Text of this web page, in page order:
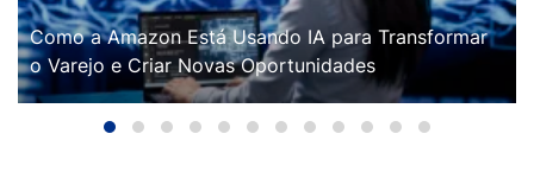
Como a Amazon Está Usando IA para Transformar
o Varejo e Criar Novas Oportunidades